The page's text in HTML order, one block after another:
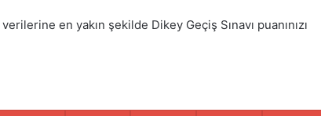
en yakın şekilde Dikey Geçiş Sınavı puanınızı